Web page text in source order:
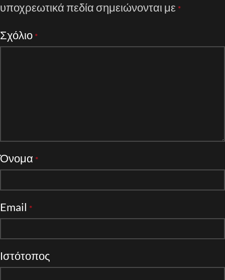
υποχρεωτικά πεδία σημειώνονται με *
Σχόλιο *
Όνομα *
Email *
Ιστότοπος